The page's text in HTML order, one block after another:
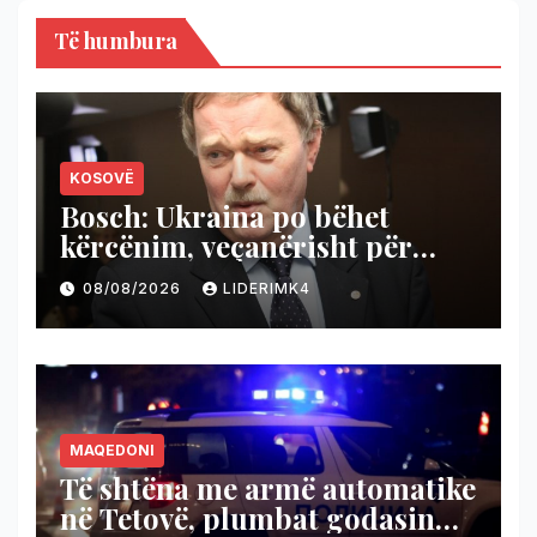
Të humbura
KOSOVË
Bosch: Ukraina po bëhet
kërcënim, veçanërisht për
Kosovën, BE ta kushtëzojë me
njohjen e Kosovës
08/08/2026 LIDERIMK4
MAQEDONI
Të shtëna me armë automatike
në Tetovë, plumbat godasin